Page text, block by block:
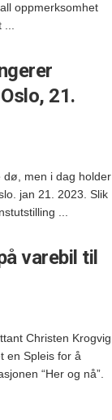
oppmerksomhet
21.
dø, men i dag holder
jan 21. 2023. Slik
...
varebil til
Christen Krogvig
en Spleis for å
“Her og nå”.